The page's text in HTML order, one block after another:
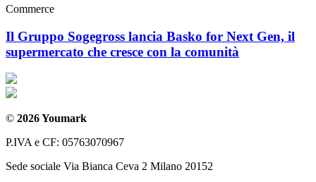
Commerce
Il Gruppo Sogegross lancia Basko for Next Gen, il
supermercato che cresce con la comunità
© 2026 Youmark
P.IVA e CF: 05763070967
Sede sociale Via Bianca Ceva 2 Milano 20152